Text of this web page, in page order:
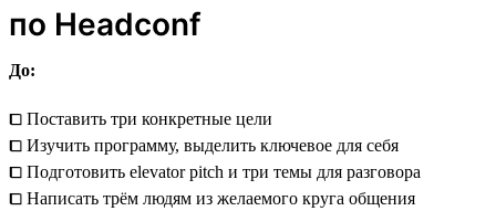
по Headсonf
До:
⧠ Поставить три конкретные цели
⧠ Изучить программу, выделить ключевое для себя
⧠ Подготовить elevator pitch и три темы для разговора
⧠ Написать трём людям из желаемого круга общения